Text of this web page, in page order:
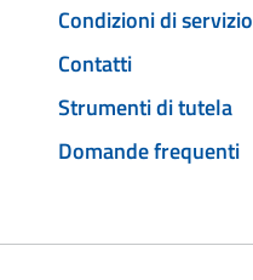
Condizioni di servizio
Contatti
Strumenti di tutela
Domande frequenti